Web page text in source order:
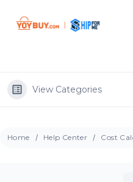
View Categories
Home Help Center Cost